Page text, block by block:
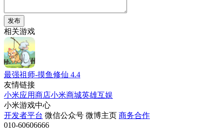
发布
相关游戏
最强祖师-摸鱼修仙 4.4
友情链接
小米应用商店小米商城英雄互娱
小米游戏中心
开发者平台 微信公众号 微博主页 商务合作
010-60606666